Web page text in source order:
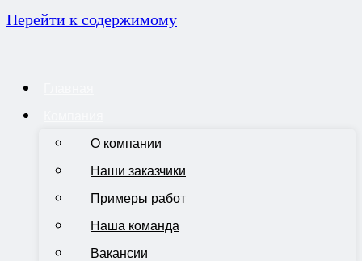
Перейти к содержимому
О компании
Наши заказчики
Примеры работ
Наша команда
Вакансии